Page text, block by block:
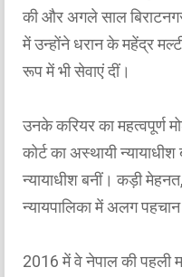
की और अगले साल
में उन्होंने धरान के महेंद्र
रूप में भी सेवाएं दीं।
उनके करियर का महत्वपूर्ण
कोर्ट का अस्थायी
न्यायाधीश बनीं। कड़ी
न्यायपालिका में अलग पहचान
2016 में वे नेपाल की पहली